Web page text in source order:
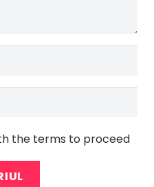
the terms to proceed